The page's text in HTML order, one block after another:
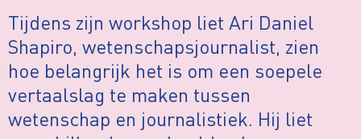
Tijdens zijn workshop liet Ari Daniel
Shapiro, wetenschapsjournalist, zien
hoe belangrijk het is om een soepele
vertaalslag te maken tussen
wetenschap en journalistiek. Hij liet